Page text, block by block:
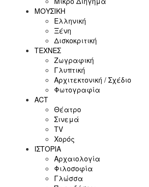
ΜΟΥΣΙΚΗ
Ελληνική
Ξένη
Δισκοκριτική
ΤΕΧΝΕΣ
Ζωγραφική
Γλυπτική
Αρχιτεκτονική / Σχέδιο
Φωτογραφία
ACT
Θέατρο
Σινεμά
ΤV
Χορός
ΙΣΤΟΡΙΑ
Αρχαιολογία
Φιλοσοφία
Γλώσσα